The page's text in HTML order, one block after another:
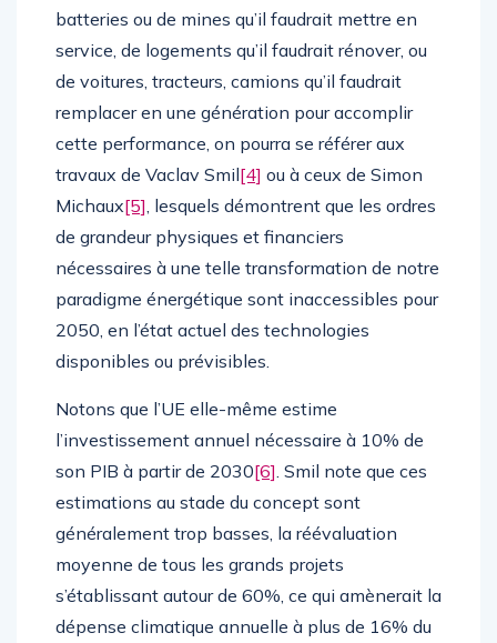
batteries ou de mines qu’il faudrait mettre en
service, de logements qu’il faudrait rénover, ou
de voitures, tracteurs, camions qu’il faudrait
remplacer en une génération pour accomplir
cette performance, on pourra se référer aux
travaux de Vaclav Smil[4] ou à ceux de Simon
Michaux[5] , lesquels démontrent que les ordres
de grandeur physiques et financiers
nécessaires à une telle transformation de notre
paradigme énergétique sont inaccessibles pour
2050, en l’état actuel des technologies
disponibles ou prévisibles.
Notons que l’UE elle-même estime
l’investissement annuel nécessaire à 10% de
son PIB à partir de 2030[6] . Smil note que ces
estimations au stade du concept sont
généralement trop basses, la réévaluation
moyenne de tous les grands projets
s’établissant autour de 60%, ce qui amènerait la
dépense climatique annuelle à plus de 16% du